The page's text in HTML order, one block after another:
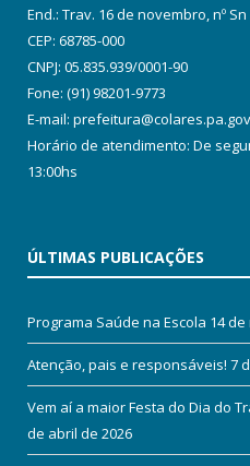
End.: Trav. 16 de novembro, nº
CEP: 68785-000
CNPJ: 05.835.939/0001-90
Fone: (91) 98201-9773
E-mail:
Horário de atendimento: De
13:00hs
ÚLTIMAS PUBLICAÇÕES
Programa Saúde na Escola 14 de
Atenção, pais e responsáveis! 7
Vem aí a maior Festa do Dia do
de abril de 2026